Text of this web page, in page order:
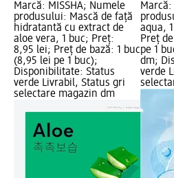
Marcă: MISSHA; Numele
produsului: Mască de față
hidratantă cu extract de
aloe vera, 1 buc; Preț:
8,95 lei; Preț de bază: 1 buc
(8,95 lei pe 1 buc);
Disponibilitate: Status
verde Livrabil, Status gri
selectare magazin dm
aqua,
Preț
pe 1
dm;
verde